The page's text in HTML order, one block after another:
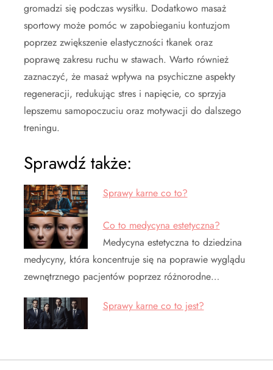
gromadzi się podczas wysiłku. Dodatkowo masaż
sportowy może pomóc w zapobieganiu kontuzjom
poprzez zwiększenie elastyczności tkanek oraz
poprawę zakresu ruchu w stawach. Warto również
zaznaczyć, że masaż wpływa na psychiczne aspekty
regeneracji, redukując stres i napięcie, co sprzyja
lepszemu samopoczuciu oraz motywacji do dalszego
treningu.
Sprawdź także:
Sprawy karne co to?
Co to medycyna estetyczna?
Medycyna estetyczna to dziedzina
medycyny, która koncentruje się na poprawie wyglądu
zewnętrznego pacjentów poprzez różnorodne…
Sprawy karne co to jest?